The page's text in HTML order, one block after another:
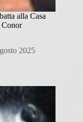
alla Casa
Conor
2025